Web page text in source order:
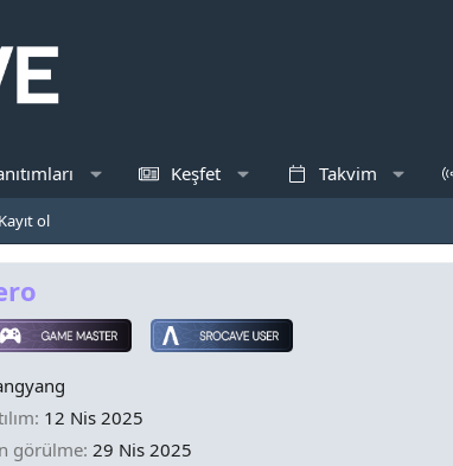
Keşfet Takvim
Kayıt ol
12 Nis 2025
görülme 29 Nis 2025